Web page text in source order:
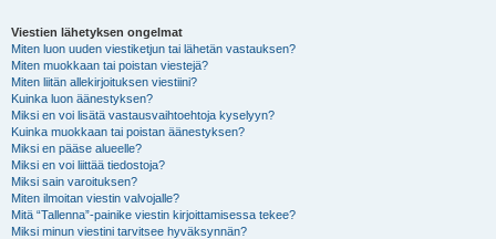
Viestien lähetyksen ongelmat
Miten luon uuden viestiketjun tai lähetän vastauksen?
Miten muokkaan tai poistan viestejä?
Miten liitän allekirjoituksen viestiini?
Kuinka luon äänestyksen?
Miksi en voi lisätä vastausvaihtoehtoja kyselyyn?
Kuinka muokkaan tai poistan äänestyksen?
Miksi en pääse alueelle?
Miksi en voi liittää tiedostoja?
Miksi sain varoituksen?
Miten ilmoitan viestin valvojalle?
Mitä “Tallenna”-painike viestin kirjoittamisessa tekee?
Miksi minun viestini tarvitsee hyväksynnän?